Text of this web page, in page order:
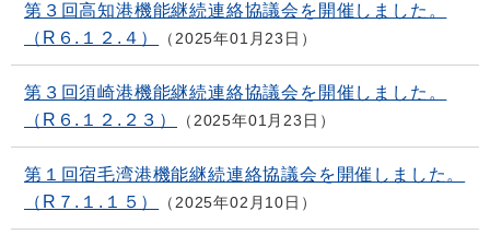
第３回高知港機能継続連絡協議会を開催しました。
（R６.１２.４）
2025年01月23日
第３回須崎港機能継続連絡協議会を開催しました。
（R６.１２.２３）
2025年01月23日
第１回宿毛湾港機能継続連絡協議会を開催しました。
（R７.１.１５）
2025年02月10日